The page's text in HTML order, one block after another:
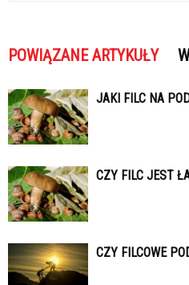
POWIĄZANE ARTYKUŁY
JAKI FILC NA
CZY FILC JEST
CZY FILCOWE